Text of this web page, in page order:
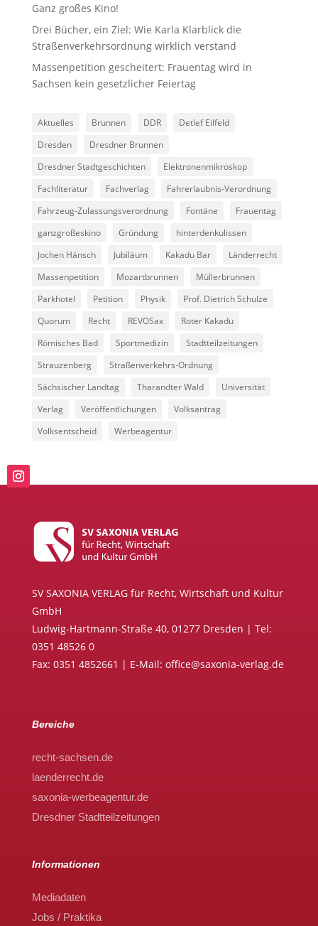
Ganz großes Kino!
Drei Bücher, ein Ziel: Wie Karla Klarblick die
Straßenverkehrsordnung wirklich verstand
Massenpetition gescheitert: Frauentag wird in
Sachsen kein gesetzlicher Feiertag
Aktuelles Brunnen DDR
Detlef Eilfeld
Dresden
Dresdner Brunnen
Dresdner Stadtgeschichten
Elektronenmikroskop
Fachliteratur
Fachverlag
Fahrerlaubnis-Verordnung
Fahrzeug-Zulassungsverordnung
Fontäne
Frauentag
ganzgroßeskino
Gründung
hinterdenkulissen
Jochen Hänsch
Jubiläum Kakadu Bar
Länderrecht
Massenpetition
Mozartbrunnen
Müllerbrunnen
Parkhotel
Petition Physik
Prof. Dietrich Schulze
Quorum
Recht REVOSax
Roter Kakadu
Römisches Bad
Sportmedizin
Stadtteilzeitungen
Strauzenberg
Straßenverkehrs-Ordnung
Sächsischer Landtag
Tharandter Wald
Universität
Verlag
Veröffentlichungen
Volksantrag
Volksentscheid
Werbeagentur
SV SAXONIA VERLAG für Recht, Wirtschaft und Kultur
GmbH
Ludwig-Hartmann-Straße 40, 01277 Dresden | Tel:
0351 48526 0
Fax: 0351 4852661 | E-Mail: office@saxonia-verlag.de
Bereiche
recht-sachsen.de
laenderrecht.de
saxonia-werbeagentur.de
Dresdner Stadtteilzeitungen
Informationen
Mediadaten
Jobs / Praktika